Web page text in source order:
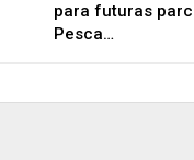
para futuras
Pesca…